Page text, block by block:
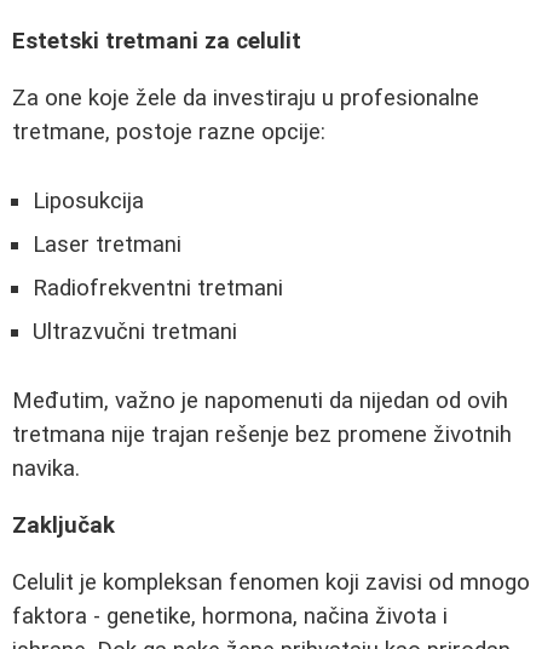
Estetski tretmani za celulit
Za one koje žele da investiraju u profesionalne
tretmane, postoje razne opcije:
Liposukcija
Laser tretmani
Radiofrekventni tretmani
Ultrazvučni tretmani
Međutim, važno je napomenuti da nijedan od ovih
tretmana nije trajan rešenje bez promene životnih
navika.
Zaključak
Celulit je kompleksan fenomen koji zavisi od mnogo
faktora - genetike, hormona, načina života i